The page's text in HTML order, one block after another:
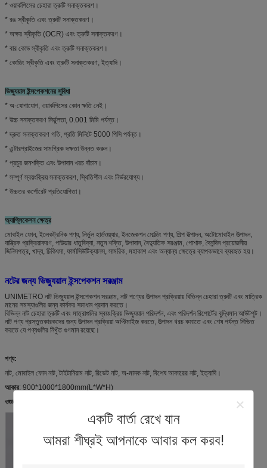
একটি বার্তা রেখে যান
আমরা শীঘ্রই আপনাকে আবার কল করব!
* ওয়ার্কপিসের চেহারা ত্রুটি সনাক্তকরণ।
* রঙ স্বীকৃতি এবং ত্রুটি সনাক্তকরণ।
* অক্ষর স্বীকৃতি (OCR) এবং ত্রুটি সনাক্তকরণ।
* বার কোড স্বীকৃতি এবং ত্রুটি সনাক্তকরণ।
* কোডিং স্বীকৃতি এবং ত্রুটি সনাক্তকরণ, ইত্যাদি।
ভিজ্যুয়াল ইন্সপেকশনের সুবিধা
* অ-যোগাযোগ, ওয়ার্কপিসের কোন ক্ষতি নেই।
* উচ্চ সনাক্তকরণ নির্ভুলতা, 0.001 মিমি পর্যন্ত।
* দ্রুত সনাক্তকরণ গতি, প্রতি মিনিটে 5000 পিসি পর্যন্ত।
* এন্টারপ্রাইজের সামগ্রিক দক্ষতা উন্নত করুন।
* প্রচুর জনশক্তি এবং উপাদান খরচ বাঁচান।
* সম্পূর্ণ স্বয়ংক্রিয় সনাক্তকরণ, স্থিতিশীল এবং নির্ভরযোগ্য।
* উচ্চতর কর্পোরেট প্রতিযোগিতা।
অ্যাপ্লিকেশন ক্ষেত্র
মোবাইল ফোন, ইলেকট্রনিক পণ্য, নির্ভুল হার্ডওয়্যার, ইনজেকশন মোল্ডিং পণ্য, শিল্প উত্পাদন, অটোমোবাইল উত্পাদন,
যান্ত্রিক প্রক্রিয়াকরণ, পাউডার ধাতুবিদ্যা, নতুন শক্তি, উপাদান, বৈদ্যুতিক সরঞ্জাম, পোশাক, দৈনন্দিন প্রয়োজনীয়
জিনিসপত্র, খাদ্য, চিকিৎসা, ফার্মাসিউটিক্যালস, সামরিক, মহাকাশ এবং অন্যান্য ক্ষেত্রে ব্যাপকভাবে ব্যবহৃত হয়।
নটের জন্য ভিজ্যুয়াল ইন্সপেকশন সরঞ্জাম
UNIMETRO নাট ভিজ্যুয়াল ইন্সপেকশন সরঞ্জাম, নাট পণ্যের উত্পাদন প্রক্রিয়ায় বিভিন্ন চেহারা ত্রুটি এবং মাত্রিক
মানের সমস্যাগুলির জন্য কার্যকর সমাধান প্রদান করতে।
বিভিন্ন নাট চেহারা ত্রুটি এবং মাত্রাগুলির স্বয়ংক্রিয় ভিজ্যুয়াল পরিদর্শন, এবং পরিদর্শন রিপোর্টের বুদ্ধিমান আউটপুট।
নাট পণ্য প্রস্তুতকারকদের জন্য উত্পাদন প্রক্রিয়া অপ্টিমাইজ করতে, উত্পাদন খরচ কমাতে এবং শেষ পর্যন্ত নিশ্চিত
করতে যে পণ্যগুলির নিখুঁত গুণমান রয়েছে।
পণ্য:
নাট, মোবাইল ফোন নাট, টাইটানিয়াম নাট, রিভেট নাট, অ-মানক নাট, বিশেষ আকারের নাট, ইত্যাদি।
আকার: 900*1000*1800mm(L*W*H)
ওজন